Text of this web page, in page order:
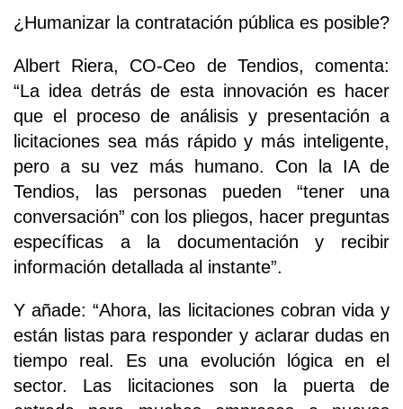
¿Humanizar la contratación pública es posible?
Albert Riera, CO-Ceo de Tendios, comenta:
“La idea detrás de esta innovación es hacer
que el proceso de análisis y presentación a
licitaciones sea más rápido y más inteligente,
pero a su vez más humano. Con la IA de
Tendios, las personas pueden “tener una
conversación” con los pliegos, hacer preguntas
específicas a la documentación y recibir
información detallada al instante”.
Y añade: “Ahora, las licitaciones cobran vida y
están listas para responder y aclarar dudas en
tiempo real. Es una evolución lógica en el
sector. Las licitaciones son la puerta de